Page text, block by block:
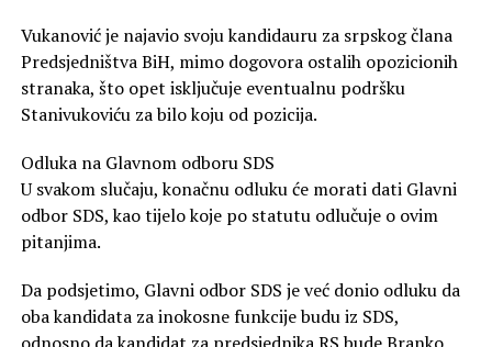
Vukanović je najavio svoju kandidauru za srpskog člana
Predsjedništva BiH, mimo dogovora ostalih opozicionih
stranaka, što opet isključuje eventualnu podršku
Stanivukoviću za bilo koju od pozicija.
Odluka na Glavnom odboru SDS
U svakom slučaju, konačnu odluku će morati dati Glavni
odbor SDS, kao tijelo koje po statutu odlučuje o ovim
pitanjima.
Da podsjetimo, Glavni odbor SDS je već donio odluku da
oba kandidata za inokosne funkcije budu iz SDS,